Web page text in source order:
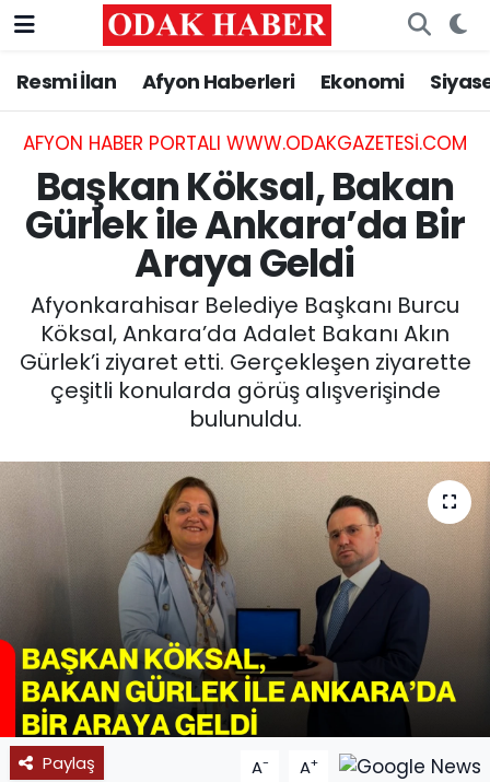
Resmi İlan Afyon Haberleri Ekonomi
AFYON HABER PORTALI WWW.ODAKGAZETESI.COM
Başkan Köksal, Bakan
Gürlek ile Ankara’da Bir
Araya Geldi
Afyonkarahisar Belediye Başkanı Burcu
Köksal, Ankara’da Adalet Bakanı Akın
Gürlek’i ziyaret etti. Gerçekleşen ziyarette
çeşitli konularda görüş alışverişinde
bulunuldu.
Paylaş A- A+
AFYONKARAHİSAR HABERLERİ
Resmi İlan
ASAYİŞ
SİYASET
EĞİTİM
SAĞLIK
SPOR
11:11 MANŞET
Nöbetçi Eczaneler
Hava Durumu
Trafik Durumu
Süper Lig Puan Durumu ve Fikstür
Tüm Manşetler
Son Dakika Haberleri